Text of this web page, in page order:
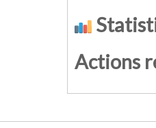
Actions